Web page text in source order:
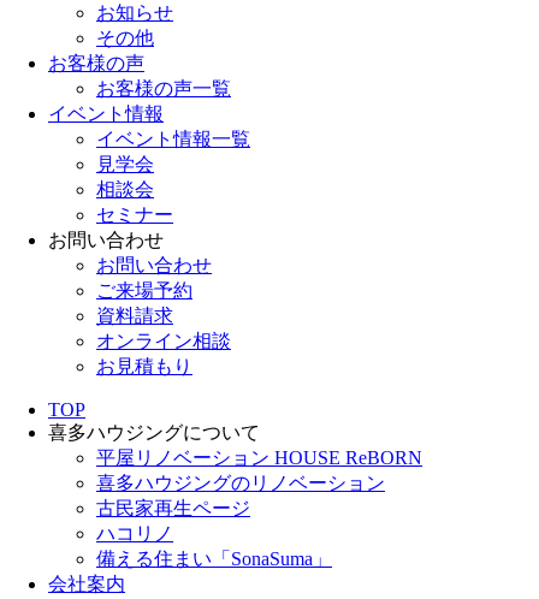
お知らせ
その他
お客様の声
お客様の声一覧
イベント情報
イベント情報一覧
見学会
相談会
セミナー
お問い合わせ
お問い合わせ
ご来場予約
資料請求
オンライン相談
お見積もり
TOP
喜多ハウジングについて
平屋リノベーション HOUSE ReBORN
喜多ハウジングのリノベーション
古民家再生ページ
ハコリノ
備える住まい「SonaSuma」
会社案内